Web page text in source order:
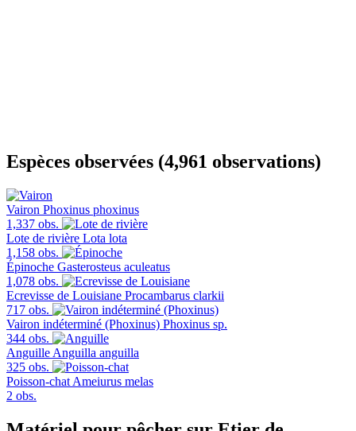
Espèces observées (4,961 observations)
Vairon Phoxinus phoxinus
1,337 obs.
Lote de rivière Lota lota
1,158 obs.
Épinoche Gasterosteus aculeatus
1,078 obs.
Ecrevisse de Louisiane Procambarus clarkii
717 obs.
Vairon indéterminé (Phoxinus) Phoxinus sp.
344 obs.
Anguille Anguilla anguilla
325 obs.
Poisson-chat Ameiurus melas
2 obs.